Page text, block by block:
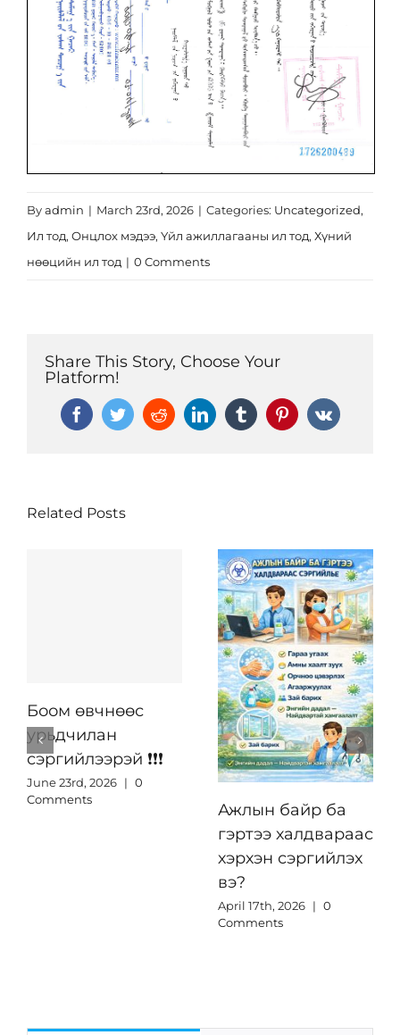
Эрх зүй
Нээлттэй ажлын байр
Ковид-19
Тандалт судалгаа
Халдваргүйжүүлэлт
Byadmin | March 23rd, 2026 | Categories: Uncategorized,
Ил тод, Онцлох мэдээ, Үйл ажиллагааны ил тод, Хүний
нөөцийн ил тод | 0 Comments
Share This Story, Choose Your
Platform!
FacebookTwitterRedditLinkedInTumblr Pinterest
Vk
Related Posts
Боом өвчнөөс
урьдчилан
сэргийлээрэй ❗️❗️❗️
June 23rd, 2026 | 0
Comments
Ажлын байр ба
гэртээ халдвараас
хэрхэн сэргийлэх
вэ?
April 17th, 2026 | 0
Comments